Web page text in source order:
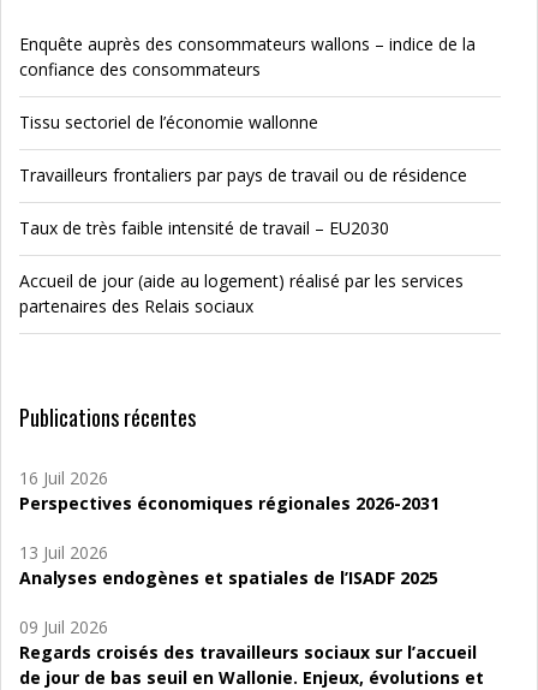
Enquête auprès des consommateurs wallons – indice de la
confiance des consommateurs
Tissu sectoriel de l’économie wallonne
Travailleurs frontaliers par pays de travail ou de résidence
Taux de très faible intensité de travail – EU2030
Accueil de jour (aide au logement) réalisé par les services
partenaires des Relais sociaux
Publications récentes
16 Juil 2026
Perspectives économiques régionales 2026-2031
13 Juil 2026
Analyses endogènes et spatiales de l’ISADF 2025
09 Juil 2026
Regards croisés des travailleurs sociaux sur l’accueil
de jour de bas seuil en Wallonie. Enjeux, évolutions et